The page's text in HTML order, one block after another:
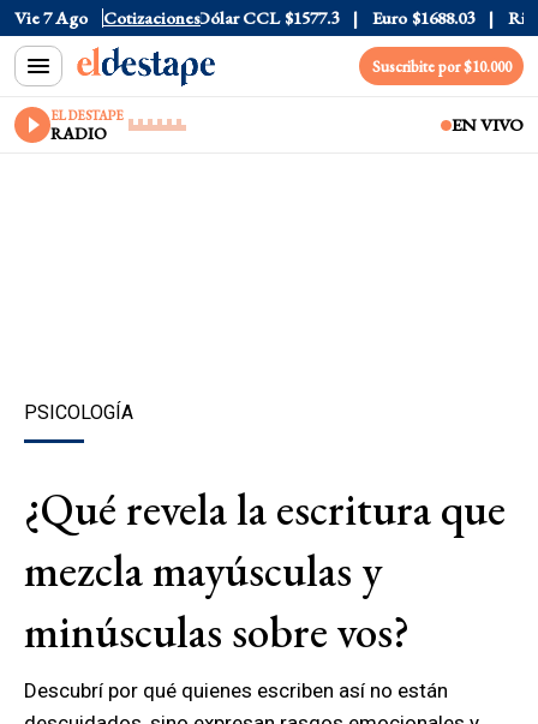
Vie 7 Ago Cotizaciones
Dólar Blue $1530 Dólar CCL $1577.3 Euro $1688.03 Riesgo
Suscribite por $10.000
EL DESTAPE
RADIO EN VIVO
PSICOLOGÍA
¿Qué revela la escritura que
mezcla mayúsculas y
minúsculas sobre vos?
Descubrí por qué quienes escriben así no están